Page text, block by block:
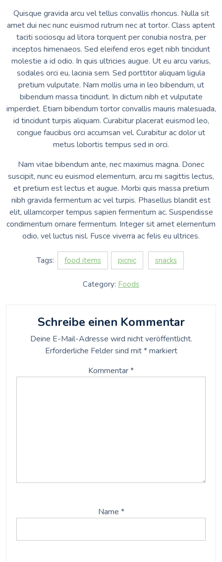
Quisque gravida arcu vel tellus convallis rhoncus. Nulla sit
amet dui nec nunc euismod rutrum nec at tortor. Class aptent
taciti sociosqu ad litora torquent per conubia nostra, per
inceptos himenaeos. Sed eleifend eros eget nibh tincidunt
molestie a id odio. In quis ultricies augue. Ut eu arcu varius,
sodales orci eu, lacinia sem. Sed porttitor aliquam ligula
pretium vulputate. Nam mollis urna in leo bibendum, ut
bibendum massa tincidunt. In dictum nibh et vulputate
imperdiet. Etiam bibendum tortor convallis mauris malesuada,
id tincidunt turpis aliquam. Curabitur placerat euismod leo,
congue faucibus orci accumsan vel. Curabitur ac dolor ut
metus lobortis tempus sed in orci.
Nam vitae bibendum ante, nec maximus magna. Donec
suscipit, nunc eu euismod elementum, arcu mi sagittis lectus,
et pretium est lectus et augue. Morbi quis massa pretium
nibh gravida fermentum ac vel turpis. Phasellus blandit est
elit, ullamcorper tempus sapien fermentum ac. Suspendisse
condimentum ornare fermentum. Integer sit amet elementum
odio, vel luctus nisl. Fusce viverra ac felis eu ultrices.
Tags: food items picnic snacks
Category: Foods
Schreibe einen Kommentar
Deine E-Mail-Adresse wird nicht veröffentlicht.
Erforderliche Felder sind mit*markiert
Kommentar*
Name *